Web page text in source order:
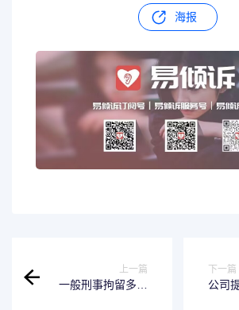
海报
上一篇
一般刑事拘留多少
下一篇
公司